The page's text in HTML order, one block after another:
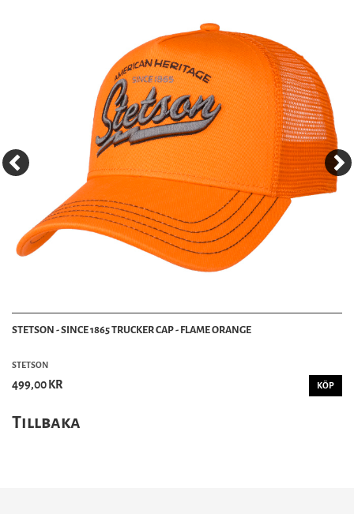
STETSON - SINCE 1865 TRUCKER CAP - FLAME ORANGE
STETSON
499,00 KR KÖP
Tillbaka